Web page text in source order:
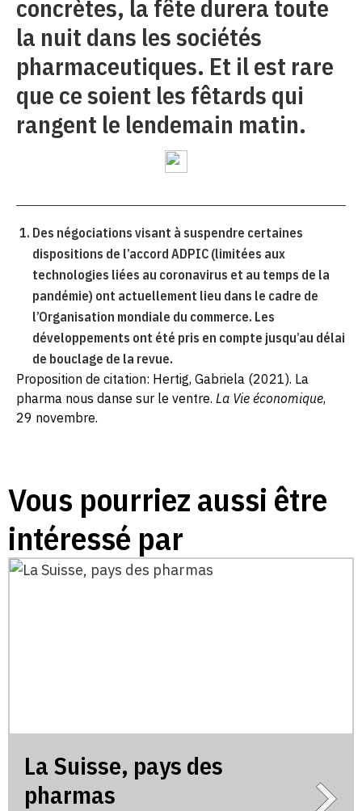
concrètes, la fête durera toute
la nuit dans les sociétés
pharmaceutiques. Et il est rare
que ce soient les fêtards qui
rangent le lendemain matin.
Des négociations visant à suspendre certaines
dispositions de l’accord ADPIC (limitées aux
technologies liées au coronavirus et au temps de la
pandémie) ont actuellement lieu dans le cadre de
l’Organisation mondiale du commerce. Les
développements ont été pris en compte jusqu’au délai
de bouclage de la revue.
Proposition de citation: Hertig, Gabriela (2021). La
pharma nous danse sur le ventre. La Vie économique,
29 novembre.
Vous pourriez aussi être
intéressé par
La Suisse, pays des
pharmas